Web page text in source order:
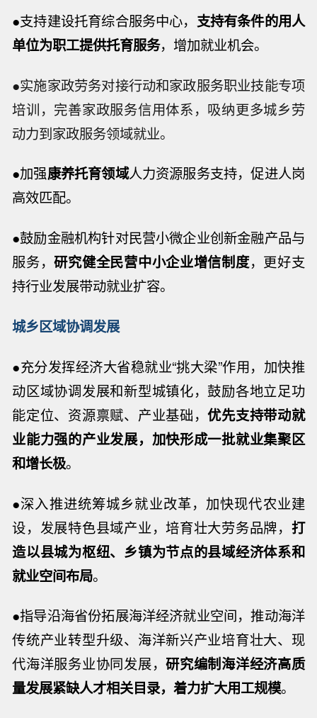
●支持建设托育综合服务中心， 支持有条件的用人
单位为职工提供托育服务，增加就业机会。
●实施家政劳务对接行动和家政服务职业技能专项
培训，完善家政服务信用体系，吸纳更多城乡劳
动力到家政服务领域就业。
●加强康养托育领域人力资源服务支持，促进人岗
高效匹配。
●鼓励金融机构针对民营小微企业创新金融产品与
服务，研究健全民营中小企业增信制度，更好支
持行业发展带动就业扩容。
城乡区域协调发展
●充分发挥经济大省稳就业“挑大梁”作用，加快推
动区域协调发展和新型城镇化，鼓励各地立足功
能定位、资源禀赋、产业基础，优先支持带动就
业能力强的产业发展，加快形成一批就业集聚区
和增长极。
●深入推进统筹城乡就业改革，加快现代农业建
设，发展特色县域产业，培育壮大劳务品牌， 打
造以县城为枢纽、乡镇为节点的县域经济体系和
就业空间布局。
●指导沿海省份拓展海洋经济就业空间，推动海洋
传统产业转型升级、海洋新兴产业培育壮大、现
代海洋服务业协同发展，研究编制海洋经济高质
量发展紧缺人才相关目录，着力扩大用工规模。